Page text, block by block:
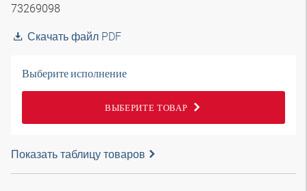
73269098
Скачать файл PDF
Выберите исполнение
ВЫБЕРИТЕ ТОВАР
Показать таблицу товаров